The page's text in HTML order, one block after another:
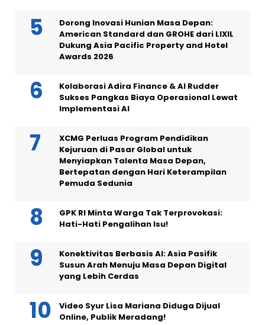
Dorong Inovasi Hunian Masa Depan:
American Standard dan GROHE dari LIXIL
Dukung Asia Pacific Property and Hotel
Awards 2026
Kolaborasi Adira Finance & AI Rudder
Sukses Pangkas Biaya Operasional Lewat
Implementasi AI
XCMG Perluas Program Pendidikan
Kejuruan di Pasar Global untuk
Menyiapkan Talenta Masa Depan,
Bertepatan dengan Hari Keterampilan
Pemuda Sedunia
GPK RI Minta Warga Tak Terprovokasi:
Hati-Hati Pengalihan Isu!
Konektivitas Berbasis AI: Asia Pasifik
Susun Arah Menuju Masa Depan Digital
yang Lebih Cerdas
Video Syur Lisa Mariana Diduga Dijual
Online, Publik Meradang!